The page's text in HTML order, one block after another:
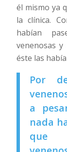
él mismo ya
la clínica.
habían
venenosas
éste las
Por
a
nada
que